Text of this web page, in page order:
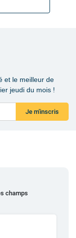
et le meilleur de
jeudi du mois !
Je m'inscris
champs